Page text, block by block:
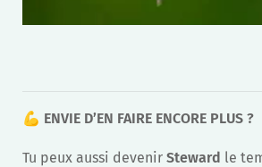
💪 ENVIE D’EN FAIRE ENCORE PLUS ?
Tu peux aussi devenir Steward le